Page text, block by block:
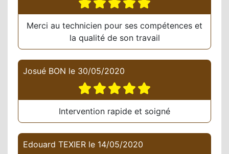
Merci au technicien pour ses compétences et
la qualité de son travail
Josué BON le 30/05/2020
Intervention rapide et soigné
Edouard TEXIER le 14/05/2020